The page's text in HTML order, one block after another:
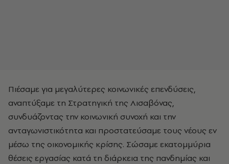
Πιέσαμε για μεγαλύτερες κοινωνικές επενδύσεις,
αναπτύξαμε τη Στρατηγική της Λισαβόνας,
συνδυάζοντας την κοινωνική συνοχή και την
ανταγωνιστικότητα και προστατεύσαμε τους νέους εν
μέσω της οικονομικής κρίσης. Σώσαμε εκατομμύρια
θέσεις εργασίας κατά τη διάρκεια της πανδημίας και